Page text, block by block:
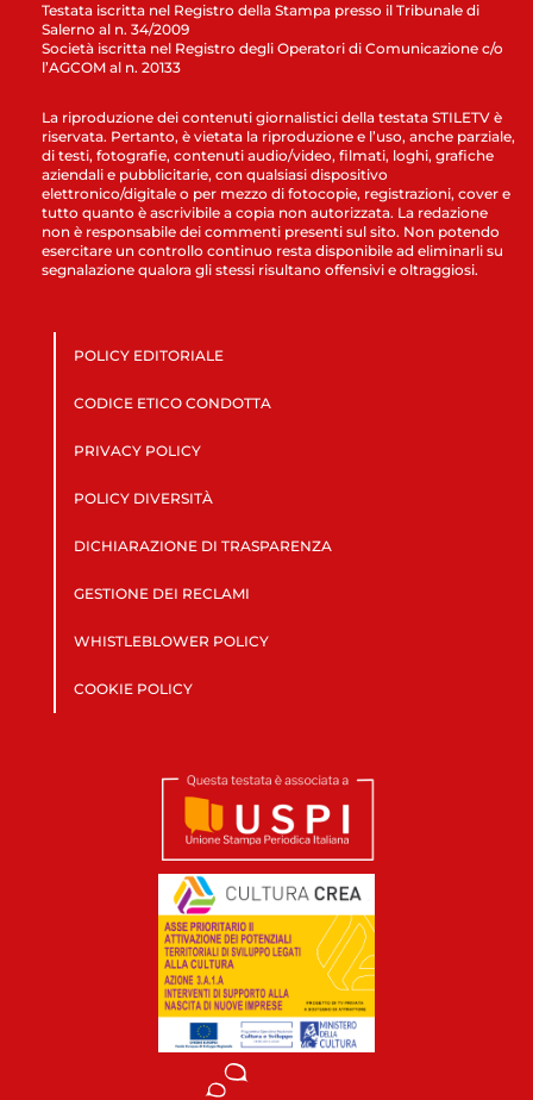
Testata iscritta nel Registro della Stampa presso il Tribunale di
Salerno al n. 34/2009
Società iscritta nel Registro degli Operatori di Comunicazione c/o
l’AGCOM al n. 20133
La riproduzione dei contenuti giornalistici della testata STILETV è
riservata. Pertanto, è vietata la riproduzione e l’uso, anche parziale,
di testi, fotografie, contenuti audio/video, filmati, loghi, grafiche
aziendali e pubblicitarie, con qualsiasi dispositivo
elettronico/digitale o per mezzo di fotocopie, registrazioni, cover e
tutto quanto è ascrivibile a copia non autorizzata. La redazione
non è responsabile dei commenti presenti sul sito. Non potendo
esercitare un controllo continuo resta disponibile ad eliminarli su
segnalazione qualora gli stessi risultano offensivi e oltraggiosi.
POLICY EDITORIALE
CODICE ETICO CONDOTTA
PRIVACY POLICY
POLICY DIVERSITÀ
DICHIARAZIONE DI TRASPARENZA
GESTIONE DEI RECLAMI
WHISTLEBLOWER POLICY
COOKIE POLICY